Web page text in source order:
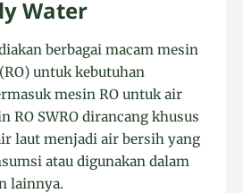
Water
berbagai macam mesin
untuk kebutuhan
mesin RO untuk air
RO SWRO dirancang khusus
laut menjadi air bersih yang
atau digunakan dalam
lainnya.